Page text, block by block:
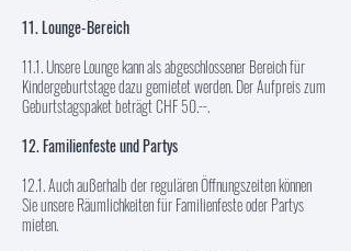
11. Lounge-Bereich
11.1. Unsere Lounge kann als abgeschlossener Bereich für
Kindergeburtstage dazu gemietet werden. Der Aufpreis zum
Geburtstagspaket beträgt CHF 50.--.
12. Familienfeste und Partys
12.1. Auch außerhalb der regulären Öffnungszeiten können
Sie unsere Räumlichkeiten für Familienfeste oder Partys
mieten.